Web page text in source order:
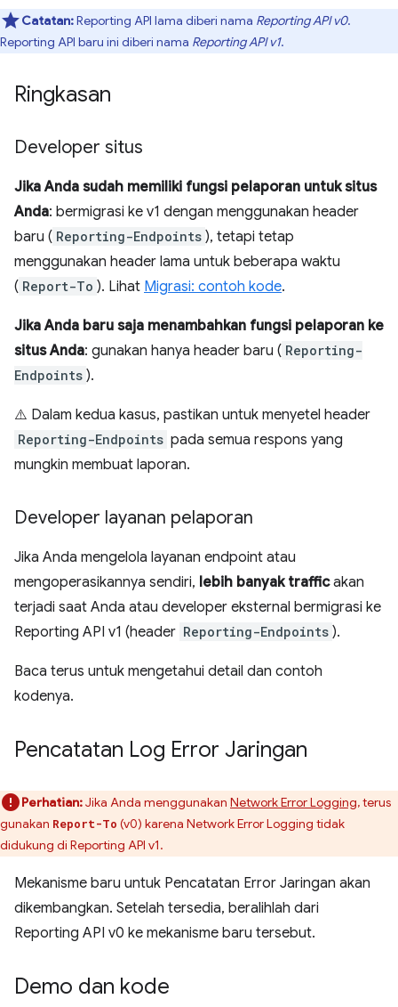
Catatan:Reporting API lama diberi nama Reporting API v0.
Reporting API baru ini diberi nama Reporting API v1.
Ringkasan
Developer situs
Jika Anda sudah memiliki fungsi pelaporan untuk situs
Anda: bermigrasi ke v1 dengan menggunakan header
baru ( Reporting-Endpoints ), tetapi tetap
menggunakan header lama untuk beberapa waktu
( Report-To ). Lihat Migrasi: contoh kode.
Jika Anda baru saja menambahkan fungsi pelaporan ke
situs Anda: gunakan hanya header baru ( Reporting-
Endpoints ).
⚠️ Dalam kedua kasus, pastikan untuk menyetel header
Reporting-Endpoints pada semua respons yang
mungkin membuat laporan.
Developer layanan pelaporan
Jika Anda mengelola layanan endpoint atau
mengoperasikannya sendiri, lebih banyak trafficakan
terjadi saat Anda atau developer eksternal bermigrasi ke
Reporting API v1 (header Reporting-Endpoints ).
Baca terus untuk mengetahui detail dan contoh
kodenya.
Pencatatan Log Error Jaringan
Perhatian:Jika Anda menggunakan Network Error Logging, terus
gunakan Report-To (v0) karena Network Error Logging tidak
didukung di Reporting API v1.
Mekanisme baru untuk Pencatatan Error Jaringan akan
dikembangkan. Setelah tersedia, beralihlah dari
Reporting API v0 ke mekanisme baru tersebut.
Demo dan kode